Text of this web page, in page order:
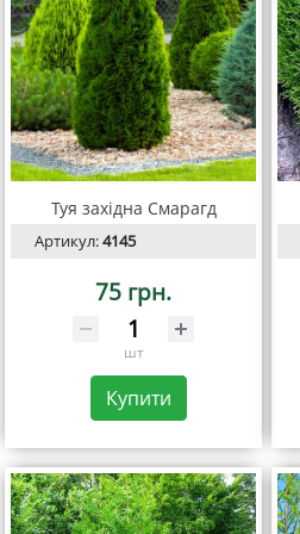
Туя західна Смарагд
Артикул:4145
75 грн.
шт
Купити